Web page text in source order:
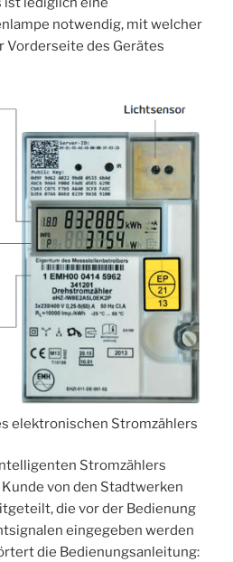
notwendig, mit welcher
Vorderseite des Gerätes
elektronischen Stromzählers
Stromzählers
von den Stadtwerken
die vor der Bedienung
eingegeben werden
die Bedienungsanleitung: